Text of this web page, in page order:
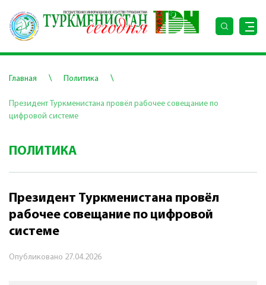
Главная \ Политика \
Президент Туркменистана провёл рабочее совещание по
цифровой системе
ПОЛИТИКА
Президент Туркменистана провёл
рабочее совещание по цифровой
системе
Опубликовано 27.04.2026